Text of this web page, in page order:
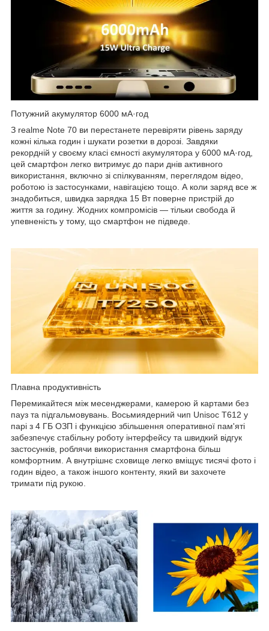
Потужний акумулятор 6000 мА·год
З realme Note 70 ви перестанете перевіряти рівень заряду
кожні кілька годин і шукати розетки в дорозі. Завдяки
рекордній у своєму класі ємності акумулятора у 6000 мА·год,
цей смартфон легко витримує до пари днів активного
використання, включно зі спілкуванням, переглядом відео,
роботою із застосунками, навігацією тощо. А коли заряд все ж
знадобиться, швидка зарядка 15 Вт поверне пристрій до
життя за годину. Жодних компромісів — тільки свобода й
упевненість у тому, що смартфон не підведе.
Плавна продуктивність
Перемикайтеся між месенджерами, камерою й картами без
пауз та підгальмовувань. Восьмиядерний чип Unisoc T612 у
парі з 4 ГБ ОЗП і функцією збільшення оперативної пам'яті
забезпечує стабільну роботу інтерфейсу та швидкий відгук
застосунків, роблячи використання смартфона більш
комфортним. А внутрішнє сховище легко вміщує тисячі фото і
годин відео, а також іншого контенту, який ви захочете
тримати під рукою.